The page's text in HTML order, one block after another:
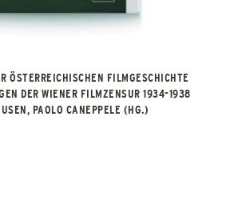
ÖSTERREICHISCHEN FILMGESCHICHTE
DER WIENER FILMZENSUR 1934-1938
PAOLO CANEPPELE (HG.)